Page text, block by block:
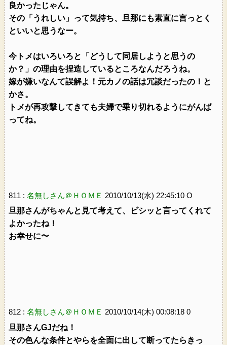
良かったじゃん。
その「うれしい」って気持ち、旦那にも素直に言っとく
といいと思うなー。
今トメはいろいろと「どうして同居しようと思うの
か？」の理由を捏造しているところなんだろうね。
嫁が嫌いなんて誤解よ！元カノの話は冗談だったの！と
かさ。
トメが再攻撃してきても夫婦で乗り切れるようにがんば
ってね。
811 : 名無しさん＠ＨＯＭＥ 2010/10/13(水) 22:45:10 O
旦那さんがちゃんと見て考えて、ビシッと言ってくれて
よかったね！
お幸せに〜
812 : 名無しさん＠ＨＯＭＥ 2010/10/14(木) 00:08:18 0
旦那さんGJだね！
その色んな条件とやらを全面に出して断ってたらきっ